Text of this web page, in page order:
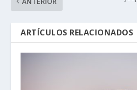
ARTÍCULOS RELACIONADOS